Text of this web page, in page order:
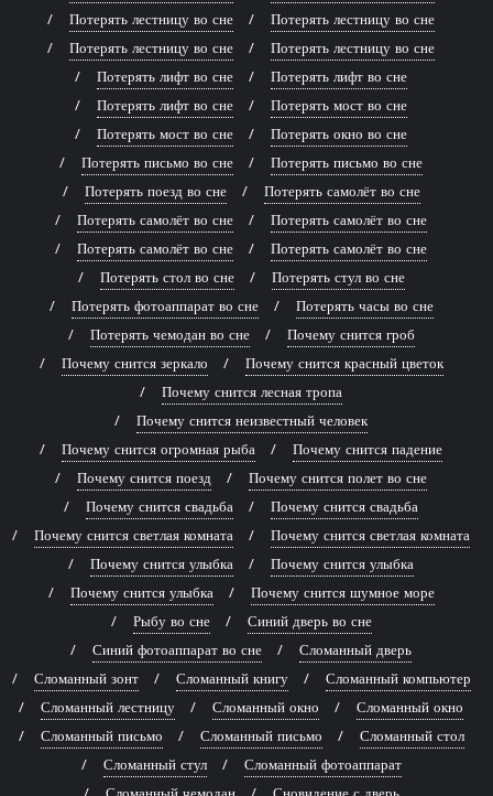
Потерять лестницу во сне
Потерять лестницу во сне
Потерять лестницу во сне
Потерять лестницу во сне
Потерять лифт во сне
Потерять лифт во сне
Потерять лифт во сне
Потерять мост во сне
Потерять мост во сне
Потерять окно во сне
Потерять письмо во сне
Потерять письмо во сне
Потерять поезд во сне
Потерять самолёт во сне
Потерять самолёт во сне
Потерять самолёт во сне
Потерять самолёт во сне
Потерять самолёт во сне
Потерять стол во сне
Потерять стул во сне
Потерять фотоаппарат во сне
Потерять часы во сне
Потерять чемодан во сне
Почему снится гроб
Почему снится зеркало
Почему снится красный цветок
Почему снится лесная тропа
Почему снится неизвестный человек
Почему снится огромная рыба
Почему снится падение
Почему снится поезд
Почему снится полет во сне
Почему снится свадьба
Почему снится свадьба
Почему снится светлая комната
Почему снится светлая комната
Почему снится улыбка
Почему снится улыбка
Почему снится улыбка
Почему снится шумное море
Рыбу во сне
Синий дверь во сне
Синий фотоаппарат во сне
Сломанный дверь
Сломанный зонт
Сломанный книгу
Сломанный компьютер
Сломанный лестницу
Сломанный окно
Сломанный окно
Сломанный письмо
Сломанный письмо
Сломанный стол
Сломанный стул
Сломанный фотоаппарат